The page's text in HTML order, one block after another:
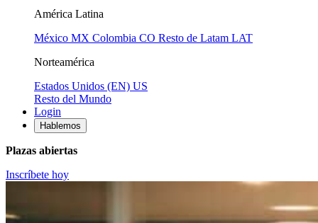
América Latina
México MX Colombia CO Resto de Latam LAT
Norteamérica
Estados Unidos (EN) US
Resto del Mundo
Login
Hablemos
Plazas abiertas
Inscríbete hoy